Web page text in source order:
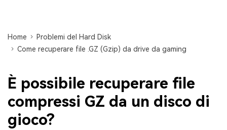
TROVA ALTRE SOLUZIONI
Home
Problemi del Hard Disk
Come recuperare file .GZ (Gzip) da drive da gaming
È possibile recuperare file
compressi GZ da un disco di
gioco?